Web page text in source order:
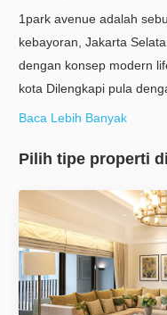
1park avenue adalah
kebayoran, Jakarta
dengan konsep modern life style
kota Dilengkapi pula dengan fasilitas didalam maupun disekitar Apartemen yang menunjukkan
sebagai hunian exclusive
terhuni lebih dari 60%
orang-orang jepang
Baca Lebih Banyak
Pilih tipe properti